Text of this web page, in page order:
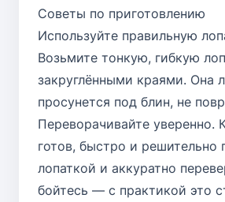
Советы по приготовлению
Используйте правильную
Возьмите тонкую, гибкую
закруглёнными краями. Она
просунется под блин, не
Переворачивайте уверенно.
готов, быстро и решительно
лопаткой и аккуратно
бойтесь — с практикой это